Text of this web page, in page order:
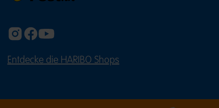
Entdecke die HARIBO Shops